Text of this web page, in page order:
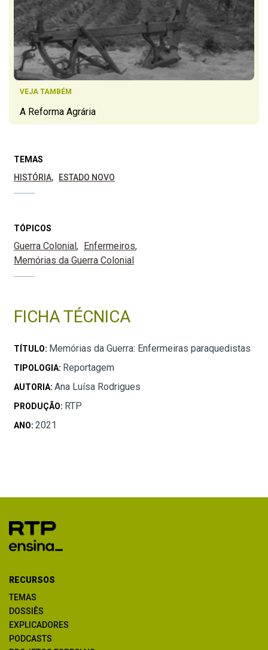
VEJA TAMBÉM
A Reforma Agrária
TEMAS
HISTÓRIA
ESTADO NOVO
TÓPICOS
Guerra Colonial
Enfermeiros
Memórias da Guerra Colonial
FICHA TÉCNICA
TÍTULO: Memórias da Guerra: Enfermeiras paraquedistas
TIPOLOGIA: Reportagem
AUTORIA: Ana Luísa Rodrigues
PRODUÇÃO: RTP
ANO: 2021
RECURSOS
TEMAS
DOSSIÊS
EXPLICADORES
PODCASTS